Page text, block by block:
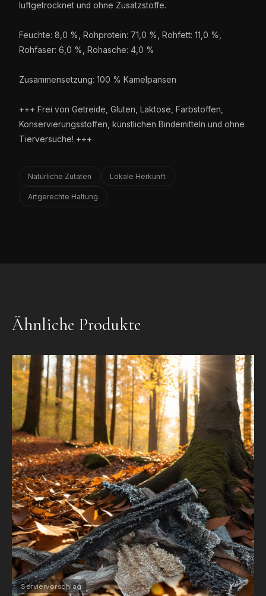
luftgetrocknet und ohne Zusatzstoffe.
Feuchte: 8,0 %, Rohprotein: 71,0 %, Rohfett: 11,0 %,
Rohfaser: 6,0 %, Rohasche: 4,0 %
Zusammensetzung: 100 % Kamelpansen
+++ Frei von Getreide, Gluten, Laktose, Farbstoffen,
Konservierungsstoffen, künstlichen Bindemitteln und ohne
Tierversuche! +++
Natürliche Zutaten Lokale Herkunft
Artgerechte Haltung
Ähnliche Produkte